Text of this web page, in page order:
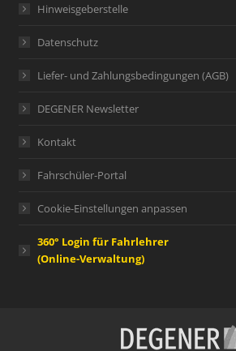
Hinweisgeberstelle
Datenschutz
Liefer- und Zahlungsbedingungen (AGB)
DEGENER Newsletter
Kontakt
Fahrschüler-Portal
Cookie-Einstellungen anpassen
360° Login für Fahrlehrer
(Online-Verwaltung)
person IHR